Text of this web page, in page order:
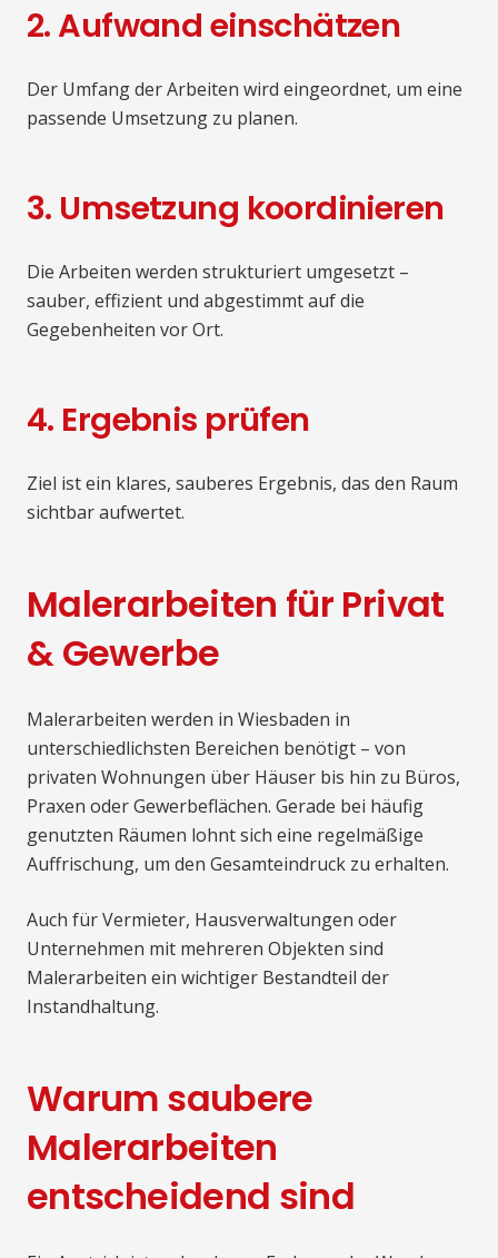
2. Aufwand einschätzen
Der Umfang der Arbeiten wird eingeordnet, um eine
passende Umsetzung zu planen.
3. Umsetzung koordinieren
Die Arbeiten werden strukturiert umgesetzt –
sauber, effizient und abgestimmt auf die
Gegebenheiten vor Ort.
4. Ergebnis prüfen
Ziel ist ein klares, sauberes Ergebnis, das den Raum
sichtbar aufwertet.
Malerarbeiten für Privat
& Gewerbe
Malerarbeiten werden in Wiesbaden in
unterschiedlichsten Bereichen benötigt – von
privaten Wohnungen über Häuser bis hin zu Büros,
Praxen oder Gewerbeflächen. Gerade bei häufig
genutzten Räumen lohnt sich eine regelmäßige
Auffrischung, um den Gesamteindruck zu erhalten.
Auch für Vermieter, Hausverwaltungen oder
Unternehmen mit mehreren Objekten sind
Malerarbeiten ein wichtiger Bestandteil der
Instandhaltung.
Warum saubere
Malerarbeiten
entscheidend sind